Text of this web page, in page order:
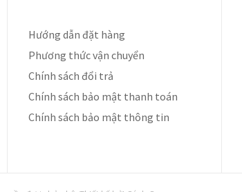
Hướng dẫn đặt hàng
Phương thức vận chuyển
Chính sách đổi trả
Chính sách bảo mật thanh toán
Chính sách bảo mật thông tin